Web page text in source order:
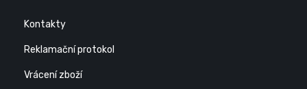
Kontakty
Reklamační protokol
Vrácení zboží